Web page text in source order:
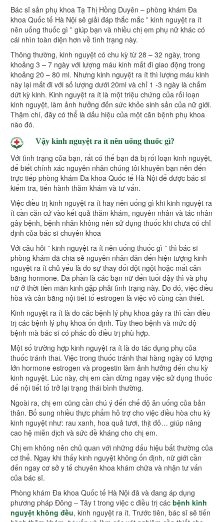
Bác sĩ sản phụ khoa Tạ Thị Hồng Duyên – phòng khám Đa
khoa Quốc tế Hà Nội sẽ giải đáp thắc mắc ” kinh nguyệt ra ít
nên uống thuốc gì ” giúp bạn và nhiều chị em phụ nữ khác có
cái nhìn toàn diện hơn về tình trạng này.
Thông thường, kinh nguyệt có chu kỳ từ 28 – 32 ngày, trong
khoảng 3 – 7 ngày với lượng máu kinh mất đi giao động trong
khoảng 20 – 80 ml. Nhưng kinh nguyệt ra ít thì lượng máu kinh
này lại mất đi với số lượng dưới 20ml và chỉ 1 -3 ngày là chấm
dứt kỳ kinh. Kinh nguyệt ra ít là một triệu chứng của rối loạn
kinh nguyệt, làm ảnh hưởng đến sức khỏe sinh sản của nữ giới.
Thậm chí, đây có thể là dấu hiệu của một căn bệnh phụ khoa
nào đó.
Vậy kinh nguyệt ra ít nên uống thuốc gì?
Với tình trạng của bạn, rất có thể bạn đã bị rối loạn kinh nguyệt,
để biết chính xác nguyên nhân chúng tôi khuyên bạn nên đến
trực tiếp phòng khám Đa khoa Quốc tế Hà Nội để được bác sĩ
kiểm tra, tiến hành thăm khám và tư vấn.
Việc điều trị kinh nguyệt ra ít hay nên uống gì khi kinh nguyệt ra
ít cần căn cứ vào kết quả thăm khám, nguyên nhân và tác nhân
gây bệnh, bệnh nhân không nên sử dụng thuốc khi chưa có chỉ
định của bác sĩ chuyên khoa
Với câu hỏi ” kinh nguyệt ra ít nên uống thuốc gì ” thì bác sĩ
phòng khám đã chia sẻ nguyên nhân dẫn đến hiện tượng kinh
nguyệt ra ít chủ yếu là do sự thay đổi đột ngột hoặc mất cân
bằng hormone. Đa phần là các bạn nữ đến tuổi dậy thì và phụ
nữ ở thời tiền mãn kinh gặp phải tình trạng này. Do đó, việc điều
hòa và cân bằng nội tiết tố estrogen là việc vô cùng cần thiết.
Kinh nguyệt ra ít là do các bệnh lý phụ khoa gây ra thì cần điều
trị các bệnh lý phụ khoa ổn định. Tùy theo bệnh và mức độ
bệnh mà bác sĩ có phác đồ điều trị phù hợp.
Một số trường hợp kinh nguyệt ra ít là do tác dụng phụ của
thuốc tránh thai. Việc trong thuốc tránh thai hàng ngày có lượng
lớn hormone estrogen và progestin làm ảnh hưởng đến chu kỳ
kinh nguyệt. Lúc này, chị em cần dừng ngay việc sử dụng thuốc
để nội tiết tố trở lại trạng thái bình thường.
Ngoài ra, chị em cũng cần chú ý đến chế độ ăn uống của bản
thân. Bổ sung nhiều thực phẩm hỗ trợ cho việc điều hòa chu kỳ
kinh nguyệt như: rau xanh, hoa quả tươi, thịt đỏ… giúp nâng
cao hệ miễn dịch và sức đề kháng cho chị em.
Chị em không nên chủ quan với những dấu hiệu bất thường của
cơ thể. Ngay khi thấy kinh nguyệt không ổn định, nữ giới cần
đến ngay cơ sở y tế chuyên khoa khám chữa và nhận tư vấn
của bác sĩ.
Phòng khám Đa khoa Quốc tế Hà Nội đã và đang áp dụng
phương pháp Đông – Tây t trong việc c điều trị các bệnh kinh
nguyệt không đều, kinh nguyệt ra ít. Trước tiên, bác sĩ sẽ tiến